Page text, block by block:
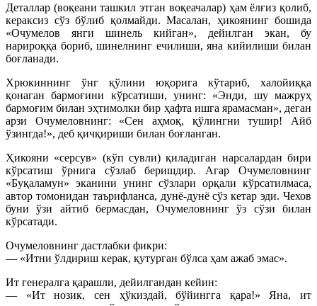
Деталлар (воқеани ташкил этган воқеачалар) ҳам ёлғиз қолиб,
кераксиз сўз бўлиб қолмайди. Масалан, ҳикоянинг бошида
«Очумелов янги шинель кийган», дейилган экан, бу
нарироққа бориб, шинелнинг ечилиши, яна кийилиши билан
боғланади.
Хрюкиннинг ўнг қўлини юқорига кўтариб, халойиққа
қонаган бармоғини кўрсатиши, унинг: «Энди, шу мажруҳ
бармоғим билан эҳтимолки бир ҳафта ишга ярамасман», деган
арзи Очумеловнинг: «Сен аҳмоқ, қўлингни тушир! Айб
ўзингда!», деб қичқириши билан боғланган.
Ҳикояни «серсув» (кўп сувли) қиладиган нарсалардан бири
кўрсатиш ўрнига сўзлаб беришдир. Агар Очумеловнинг
«Буқаламун» эканини унинг сўзлари орқали кўрсатилмаса,
автор томонидан таърифланса, дунё-дунё сўз кетар эди. Чехов
буни ўзи айтиб бермасдан, Очумеловнинг ўз сўзи билан
кўрсатади.
Очумеловнинг дастлабки фикри:
— «Итни ўлдириш керак, қутурган бўлса ҳам ажаб эмас».
Ит генералга қарашли, дейилгандан кейин:
— «Ит нозик, сен ҳўкиздай, бўйингга қара!» Яна, ит